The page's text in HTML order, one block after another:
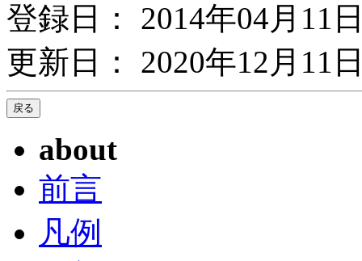
登録日： 2014年04月11
更新日： 2020年12月11
about
前言
凡例